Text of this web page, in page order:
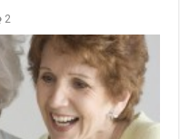
2